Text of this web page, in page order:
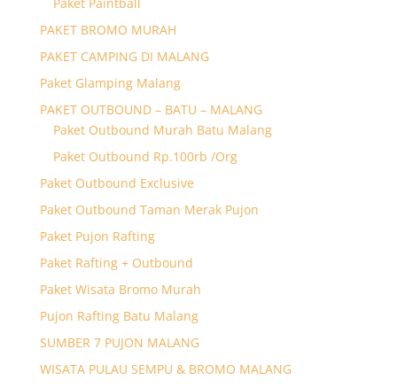
PAKET BROMO MURAH
PAKET CAMPING DI MALANG
Paket Glamping Malang
PAKET OUTBOUND – BATU – MALANG
Paket Outbound Murah Batu Malang
Paket Outbound Rp.100rb /Org
Paket Outbound Exclusive
Paket Outbound Taman Merak Pujon
Paket Pujon Rafting
Paket Rafting + Outbound
Paket Wisata Bromo Murah
Pujon Rafting Batu Malang
SUMBER 7 PUJON MALANG
WISATA PULAU SEMPU & BROMO MALANG